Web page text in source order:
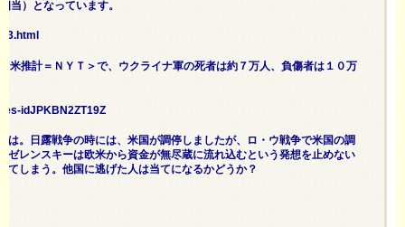
当）となっています。
米推計＝ＮＹＴ＞で、ウクライナ軍の死者は約７万人、負傷者は１０万
idJPKBN2ZT19Z
。日露戦争の時には、米国が調停しましたが、ロ・ウ戦争で米国の調
レンスキーは欧米から資金が無尽蔵に流れ込むという発想を止めない
しまう。他国に逃げた人は当てになるかどうか？